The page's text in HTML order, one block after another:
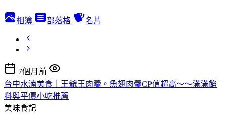
相簿 部落格 名片
7個月前
台中水湳美食｜王爺王肉羹。魚翅肉羹CP值超高～～滿滿餡
料與平價小吃推薦
美味食記